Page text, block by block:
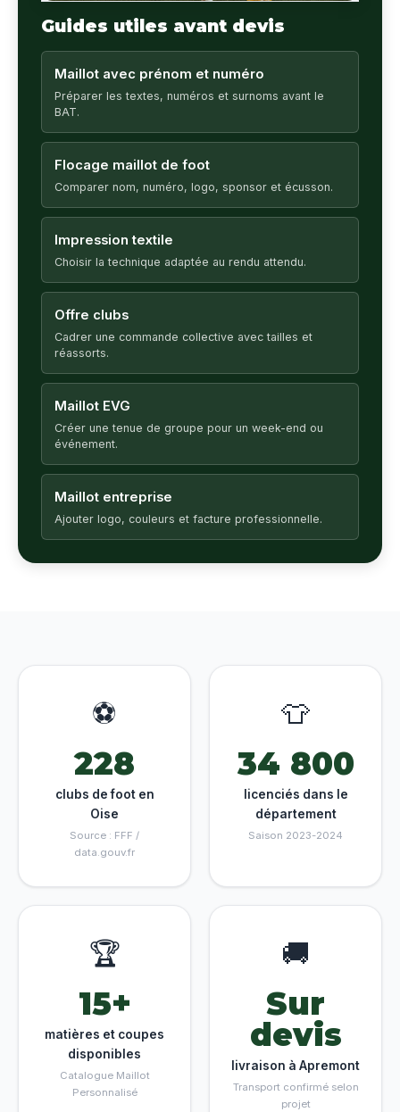
Guides utiles avant devis
Maillot avec prénom et numéro
Préparer les textes, numéros et surnoms avant le
BAT.
Flocage maillot de foot
Comparer nom, numéro, logo, sponsor et écusson.
Impression textile
Choisir la technique adaptée au rendu attendu.
Offre clubs
Cadrer une commande collective avec tailles et
réassorts.
Maillot EVG
Créer une tenue de groupe pour un week-end ou
événement.
Maillot entreprise
Ajouter logo, couleurs et facture professionnelle.
⚽
228
clubs de foot en
Oise
Source : FFF /
data.gouv.fr
👕
34 800
licenciés dans le
département
Saison 2023-2024
🏆
15+
matières et coupes
disponibles
Catalogue Maillot
Personnalisé
🚚
Sur
devis
livraison à Apremont
Transport confirmé selon
projet